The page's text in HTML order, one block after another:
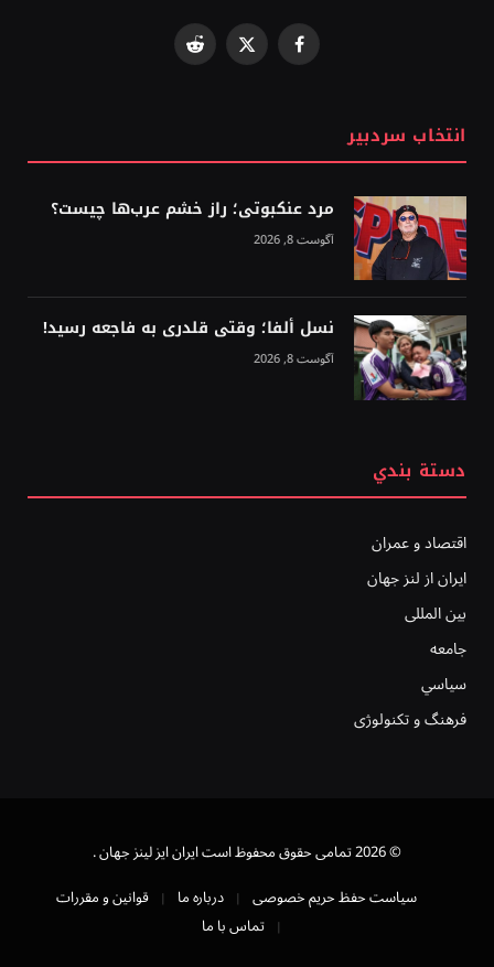
Facebook
X
Reddit
انتخاب سردبیر
مرد عنکبوتی؛ راز خشم عرب‌ها چیست؟
آگوست 8, 2026
نسل ألفا؛ وقتی قلدری به فاجعه رسید!
آگوست 8, 2026
دستة بندي
اقتصاد و عمران
ایران از لنز جهان
بين المللى
جامعه
سياسي
فرهنگ و تکنولوژی
© 2026 تمامی حقوق محفوظ است ايران ايز لينز جهان .
سیاست حفظ حریم خصوصی
درباره ما
قوانین و مقررات
تماس با ما